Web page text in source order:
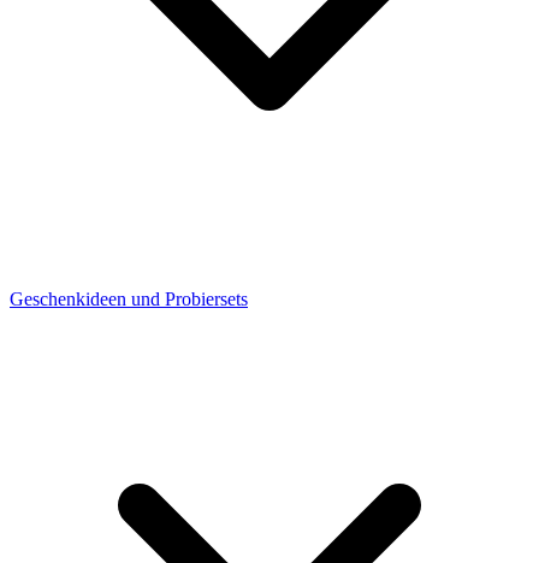
Geschenkideen und Probiersets